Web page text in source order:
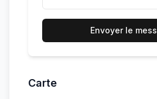
Envoyer le
Carte